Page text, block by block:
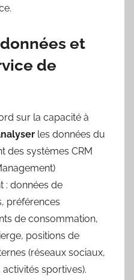
et
de
sur la capacité à
les données du
des systèmes CRM
: données de
préférences
de consommation,
positions de
(réseaux sociaux,
sportives).